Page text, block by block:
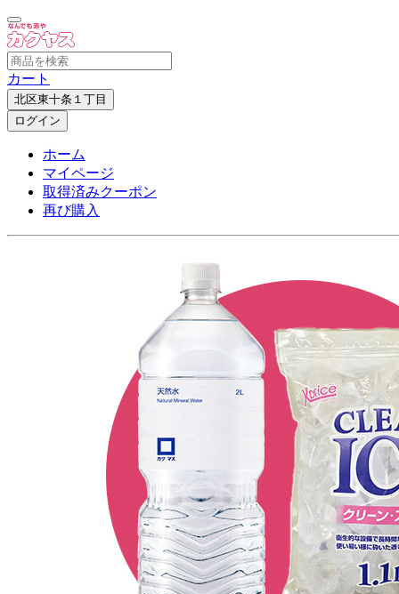
カート
北区東十条１丁目
ログイン
ホーム
マイページ
取得済みクーポン
再び購入